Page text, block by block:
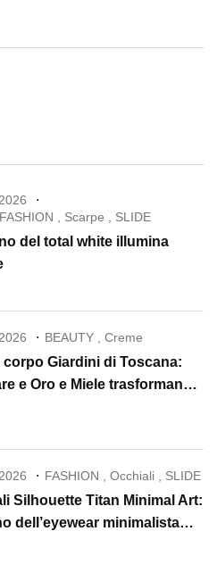
FASHION Scarpe SLIDE
del total white illumina
BEAUTY ,Creme
corpo Giardini di Toscana:
e Oro e Miele trasformano
FASHION ,Occhiali SLIDE
Silhouette Titan Minimal Art:
dell’eyewear minimalista